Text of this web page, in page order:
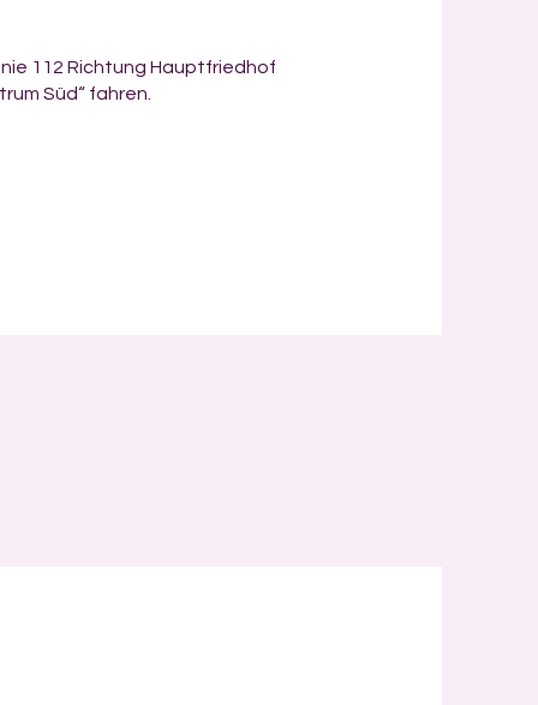
112 Richtung Hauptfriedhof
Süd“ fahren.